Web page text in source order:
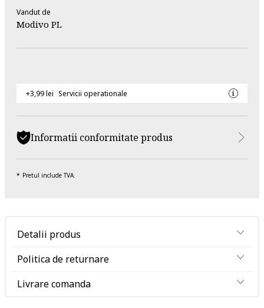
Vandut de
Modivo PL
+3,99 lei Servicii operationale
Informatii conformitate produs
Pretul include TVA.
Detalii produs
Politica de returnare
Livrare comanda